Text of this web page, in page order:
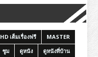
HD เต็มเรื่องฟรี
MASTER
ซูม ดูหนัง
ดูหนังที่บ้าน